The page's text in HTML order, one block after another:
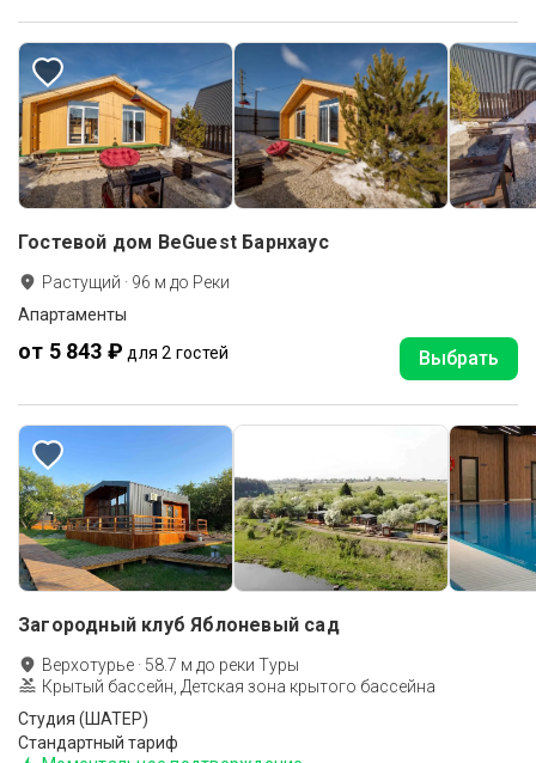
Гостевой дом BeGuest Барнхаус
Растущий · 96 м до Реки
Апартаменты
от 5 843 ₽ для 2 гостей Выбрать
Загородный клуб Яблоневый сад
Верхотурье · 58.7 м до реки Туры
Крытый бассейн, Детская зона крытого бассейна
Студия (ШАТЕР)
Стандартный тариф